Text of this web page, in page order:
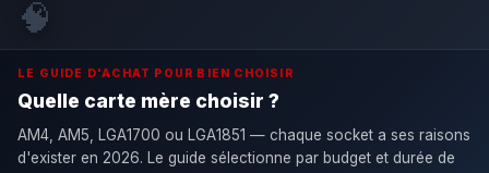
🧠
LE GUIDE D'ACHAT POUR BIEN CHOISIR
Quelle carte mère choisir ?
AM4, AM5, LGA1700 ou LGA1851 — chaque socket a ses raisons
d'exister en 2026. Le guide sélectionne par budget et durée de